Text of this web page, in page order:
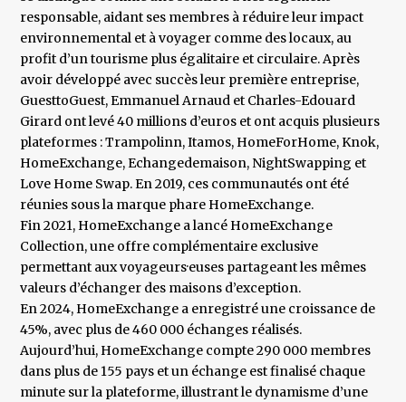
responsable, aidant ses membres à réduire leur impact
environnemental et à voyager comme des locaux, au
profit d’un tourisme plus égalitaire et circulaire. Après
avoir développé avec succès leur première entreprise,
GuesttoGuest, Emmanuel Arnaud et Charles-Edouard
Girard ont levé 40 millions d’euros et ont acquis plusieurs
plateformes : Trampolinn, Itamos, HomeForHome, Knok,
HomeExchange, Echangedemaison, NightSwapping et
Love Home Swap. En 2019, ces communautés ont été
réunies sous la marque phare HomeExchange.
Fin 2021, HomeExchange a lancé HomeExchange
Collection, une offre complémentaire exclusive
permettant aux voyageurs·euses partageant les mêmes
valeurs d’échanger des maisons d’exception.
En 2024, HomeExchange a enregistré une croissance de
45%, avec plus de 460 000 échanges réalisés.
Aujourd’hui, HomeExchange compte 290 000 membres
dans plus de 155 pays et un échange est finalisé chaque
minute sur la plateforme, illustrant le dynamisme d’une